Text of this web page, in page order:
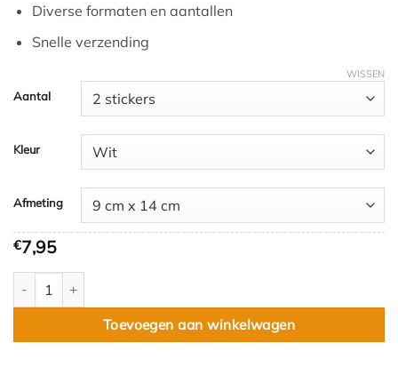
Diverse formaten en aantallen
Snelle verzending
Aantal
Kleur
Afmeting
WISSEN
€7,95
Toevoegen aan winkelwagen